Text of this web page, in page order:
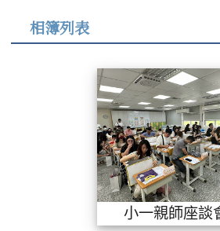
相簿列表
小一親師座談